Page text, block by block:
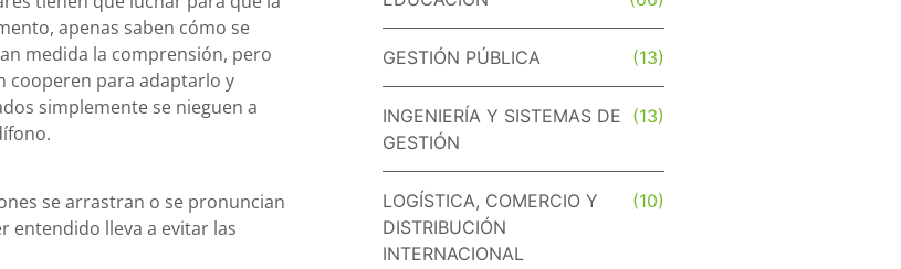
apenas saben cómo se
medida la comprensión, pero
cooperen para adaptarlo y
simplemente se nieguen a
se arrastran o se pronuncian
entendido lleva a evitar las
GESTIÓN PÚBLICA (13)
INGENIERÍA Y SISTEMAS DE
GESTIÓN
(13)
LOGÍSTICA, COMERCIO Y
DISTRIBUCIÓN
INTERNACIONAL
(10)